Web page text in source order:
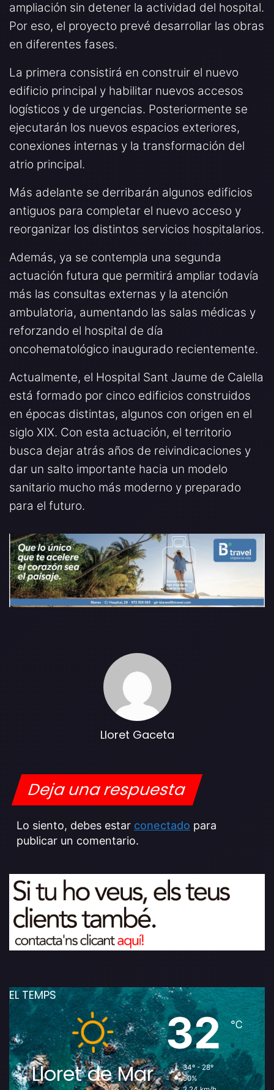
ampliación sin detener la actividad del hospital.
Por eso, el proyecto prevé desarrollar las obras
en diferentes fases.
La primera consistirá en construir el nuevo
edificio principal y habilitar nuevos accesos
logísticos y de urgencias. Posteriormente se
ejecutarán los nuevos espacios exteriores,
conexiones internas y la transformación del
atrio principal.
Más adelante se derribarán algunos edificios
antiguos para completar el nuevo acceso y
reorganizar los distintos servicios hospitalarios.
Además, ya se contempla una segunda
actuación futura que permitirá ampliar todavía
más las consultas externas y la atención
ambulatoria, aumentando las salas médicas y
reforzando el hospital de día
oncohematológico inaugurado recientemente.
Actualmente, el Hospital Sant Jaume de Calella
está formado por cinco edificios construidos
en épocas distintas, algunos con origen en el
siglo XIX. Con esta actuación, el territorio
busca dejar atrás años de reivindicaciones y
dar un salto importante hacia un modelo
sanitario mucho más moderno y preparado
para el futuro.
Lloret Gaceta
Deja una respuesta
Lo siento, debes estar conectado para
publicar un comentario.
EL TEMPS
Lloret de Mar
32℃
34º - 28º
50%